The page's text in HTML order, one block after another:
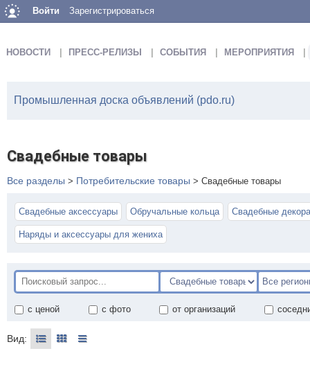
Войти Зарегистрироваться
НОВОСТИ ПРЕСС-РЕЛИЗЫ СОБЫТИЯ МЕРОПРИЯТИЯ
Промышленная доска объявлений (pdo.ru)
Свадебные товары
Все разделы > Потребительские товары > Свадебные товары
Свадебные аксессуары Обручальные кольца Свадебные
Наряды и аксессуары для жениха
с ценой с фото от организаций
Вид: